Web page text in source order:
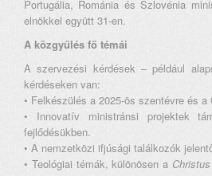
Portugália, Románia és Szlovénia
elnökkel együtt 31-en.
A közgyűlés fő témái
A szervezési kérdések – például
kérdéseken van:
• Felkészülés a 2025-ös szentévre és
• Innovatív ministránsi projektek
fejlődésükben.
• A nemzetközi ifjúsági találkozók
• Teológiai témák, különösen a